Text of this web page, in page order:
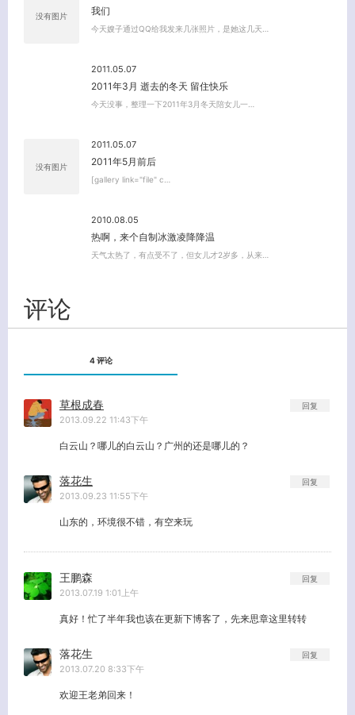
没有图片 我们
今天嫂子通过QQ给我发来几张照片，是她这几天…
2011.05.07
2011年3月 逝去的冬天 留住快乐
今天没事，整理一下2011年3月冬天陪女儿一…
没有图片
2011.05.07
2011年5月前后
[gallery link="file" c…
2010.08.05
热啊，来个自制冰激凌降降温
天气太热了，有点受不了，但女儿才2岁多，从来…
评论
4 评论
草根成春
2013.09.22 11:43下午
白云山？哪儿的白云山？广州的还是哪儿的？
回复
落花生
2013.09.23 11:55下午
山东的，环境很不错，有空来玩
回复
王鹏森
2013.07.19 1:01上午
真好！忙了半年我也该在更新下博客了，先来思章这里转转
回复
落花生
2013.07.20 8:33下午
欢迎王老弟回来！
回复